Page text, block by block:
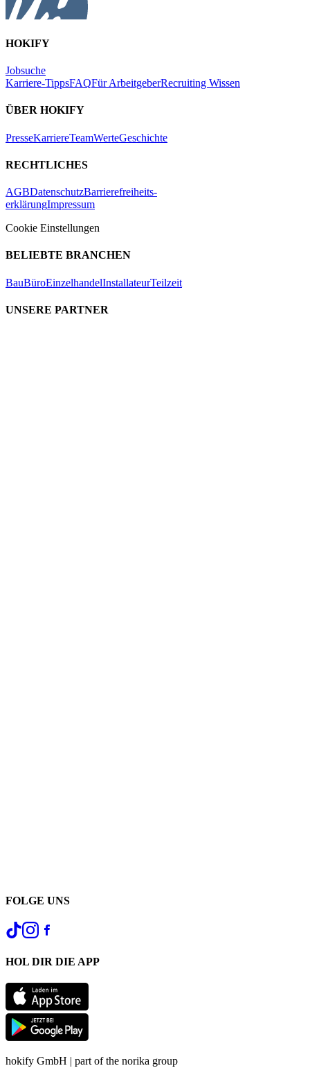
HOKIFY
Jobsuche
Karriere-TippsFAQFür ArbeitgeberRecruiting Wissen
ÜBER HOKIFY
PresseKarriereTeamWerteGeschichte
RECHTLICHES
AGBDatenschutzBarrierefreiheits-
erklärungImpressum
Cookie Einstellungen
BELIEBTE BRANCHEN
BauBüroEinzelhandelInstallateurTeilzeit
UNSERE PARTNER
FOLGE UNS
HOL DIR DIE APP
hokify GmbH | part of the norika group